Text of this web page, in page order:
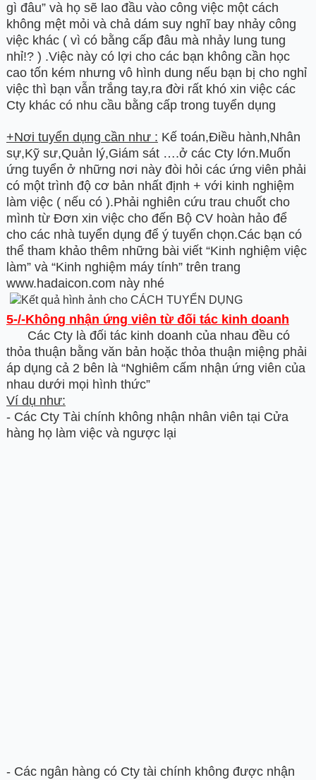
gì đâu” và họ sẽ lao đầu vào công việc một cách
không mệt mỏi và chả dám suy nghĩ bay nhảy công
việc khác ( vì có bằng cấp đâu mà nhảy lung tung
nhỉ!? ) .Việc này có lợi cho các bạn không cần học
cao tốn kém nhưng vô hình dung nếu bạn bị cho nghỉ
việc thì bạn vẫn trắng tay,ra đời rất khó xin việc các
Cty khác có nhu cầu bằng cấp trong tuyển dụng
+Nơi tuyển dụng cần như : Kế toán,Điều hành,Nhân
sự,Kỹ sư,Quản lý,Giám sát ….ở các Cty lớn.Muốn
ứng tuyển ở những nơi này đòi hỏi các ứng viên phải
có một trình độ cơ bản nhất định + với kinh nghiệm
làm việc ( nếu có ).Phải nghiên cứu trau chuốt cho
mình từ Đơn xin việc cho đến Bộ CV hoàn hảo để
cho các nhà tuyển dụng để ý tuyển chọn.Các bạn có
thể tham khảo thêm những bài viết “Kinh nghiệm việc
làm” và “Kinh nghiệm máy tính” trên trang
www.hadaicon.com này nhé
5-/-Không nhận ứng viên từ đối tác kinh doanh
Các Cty là đối tác kinh doanh của nhau đều có
thỏa thuận bằng văn bản hoặc thỏa thuận miệng phải
áp dụng cả 2 bên là “Nghiêm cấm nhận ứng viên của
nhau dưới mọi hình thức”
Ví dụ như:
- Các Cty Tài chính không nhận nhân viên tại Cửa
hàng họ làm việc và ngược lại
- Các ngân hàng có Cty tài chính không được nhận